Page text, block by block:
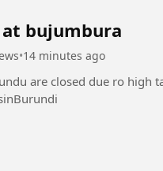
bujumbura
•14 minutes ago
are closed due ro high